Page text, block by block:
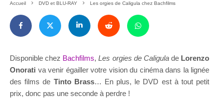
Accueil DVD et BLU-RAY Les orgies de Caligula chez Bachfilms
Disponible chez Bachfilms,Les orgies de Caligulade Lorenzo
Onorati va venir égailler votre vision du cinéma dans la lignée
des films de Tinto Brass… En plus, le DVD est à tout petit
prix, donc pas une seconde à perdre !